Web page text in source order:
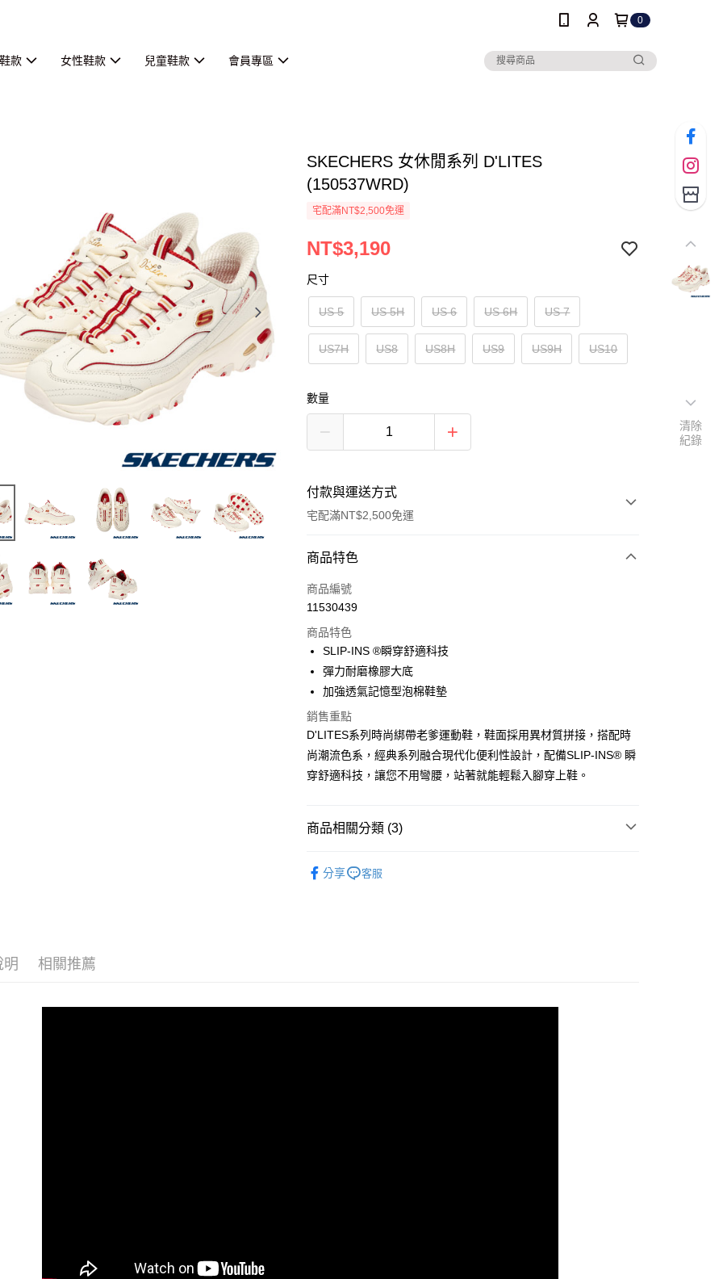
0
款 女性鞋款 兒童鞋款 會員專區
SKECHERS 女休閒系列 D'LITES
(150537WRD)
宅配滿NT$2,500免運
NT$3,190
尺寸
US 5 US 5H US 6 US 6H US 7
US7H US8 US8H US9 US9H US10
數量
付款與運送方式
宅配滿NT$2,500免運
付款方式
信用卡一次付款
大哥付你分期
相關說明
1.本服務由台灣大哥大提供，台灣大哥大用戶可立即使用無須另外申請。
2.付款方式選擇「大哥付你分期」，訂單成立後會自動跳轉到大哥付的交易
流程，驗證手機門號後，選擇欲分期的期數、繳款截止日，確認付款後即
完成交易。
3.實際核准額度、可分期數及費用金額請依後續交易確認頁面所載為準。
4.訂單成立30分鐘內，如未前往確認交易或遇審核未通過，訂單將自動取
消。如遇「轉專審核」未通過狀況，表示未達大哥付你分期系統評分，恕
1.分期款項不併入電信帳單，「大哥付你分期」於每月結算日後寄送繳費提
帳／街口支付／iPASS MONEY」等通路繳費。
ATM付款
宅配
商品特色
商品編號
11530439
商品特色
SLIP-INS ®瞬穿舒適科技
彈力耐磨橡膠大底
加強透氣記憶型泡棉鞋墊
銷售重點
D'LITES系列時尚綁帶老爹運動鞋，鞋面採用異材質拼接，搭配時
尚潮流色系，經典系列融合現代化便利性設計，配備SLIP-INS® 瞬
穿舒適科技，讓您不用彎腰，站著就能輕鬆入腳穿上鞋。
商品相關分類 (3)
分享 客服
明 相關推薦
清除
紀錄